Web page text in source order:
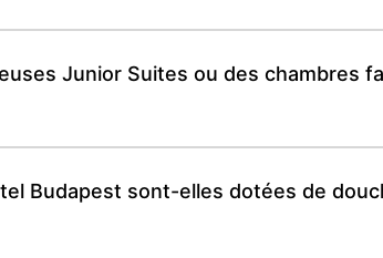
Junior Suites ou des chambres
Budapest sont-elles dotées de